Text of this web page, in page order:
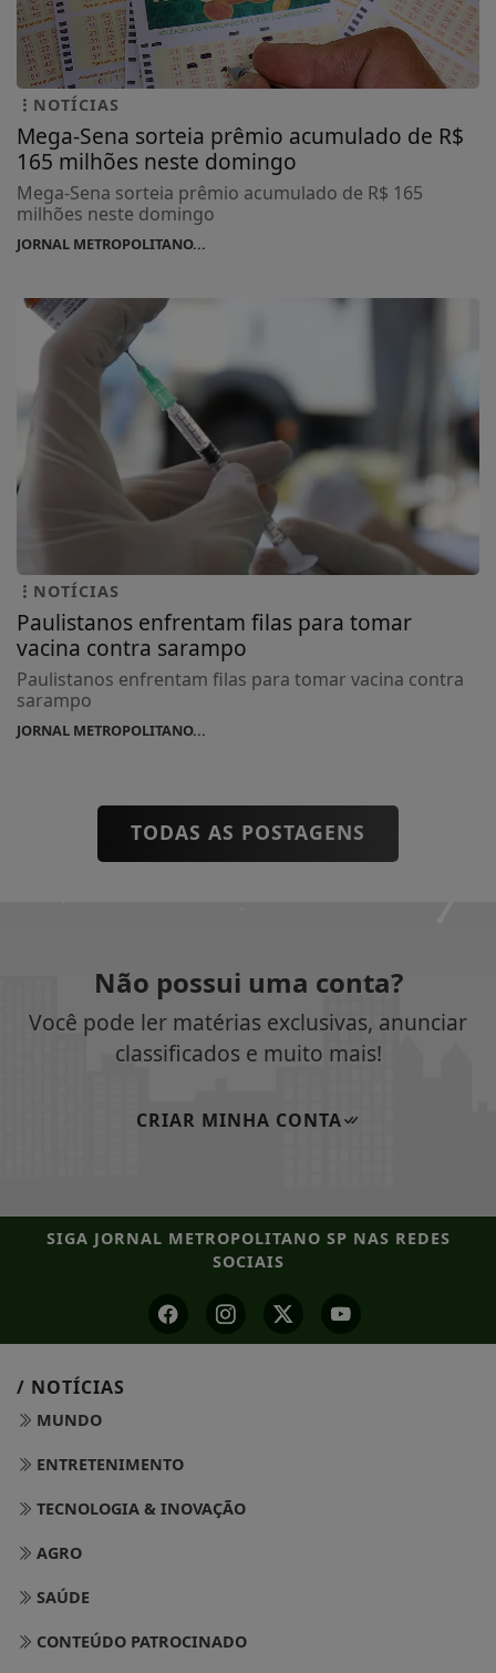
NOTÍCIAS
Mega-Sena sorteia prêmio acumulado de R$
165 milhões neste domingo
Mega-Sena sorteia prêmio acumulado de R$ 165
milhões neste domingo
JORNAL METROPOLITANO...
NOTÍCIAS
Paulistanos enfrentam filas para tomar
vacina contra sarampo
Paulistanos enfrentam filas para tomar vacina contra
sarampo
JORNAL METROPOLITANO...
TODAS AS POSTAGENS
Não possui uma conta?
Você pode ler matérias exclusivas, anunciar
classificados e muito mais!
CRIAR MINHA CONTA
SIGA JORNAL METROPOLITANO SP NAS REDES
SOCIAIS
/ NOTÍCIAS
MUNDO
ENTRETENIMENTO
TECNOLOGIA & INOVAÇÃO
AGRO
SAÚDE
CONTEÚDO PATROCINADO